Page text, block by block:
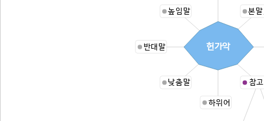
본
참
하위어
낮춤말
반대말
높임말
헌가악